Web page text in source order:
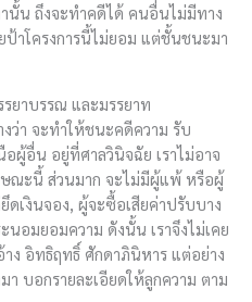
นั้น ถึงจะทำคดีได้ คนอื่นไม่มีทาง
ป้าโครงการนี้ไม่ยอม แต่ชั้นชนะมา
รยาบรรณ และมรรยาท
งว่า จะทำให้ชนะคดีความ รับ
ผู้อื่น อยู่ที่ศาลวินิจฉัย เราไม่อาจ
ษณะนี้ ส่วนมาก จะไม่มีผู้แพ้ หรือผู้
เงินจอง, ผู้จะซื้อเสียค่าปรับบาง
อมยอมความ ดังนั้น เราจึงไม่เคย
ง อิทธิฤทธิ์ ศักดาภินิหาร แต่อย่าง
า บอกรายละเอียดให้ลูกความ ตาม